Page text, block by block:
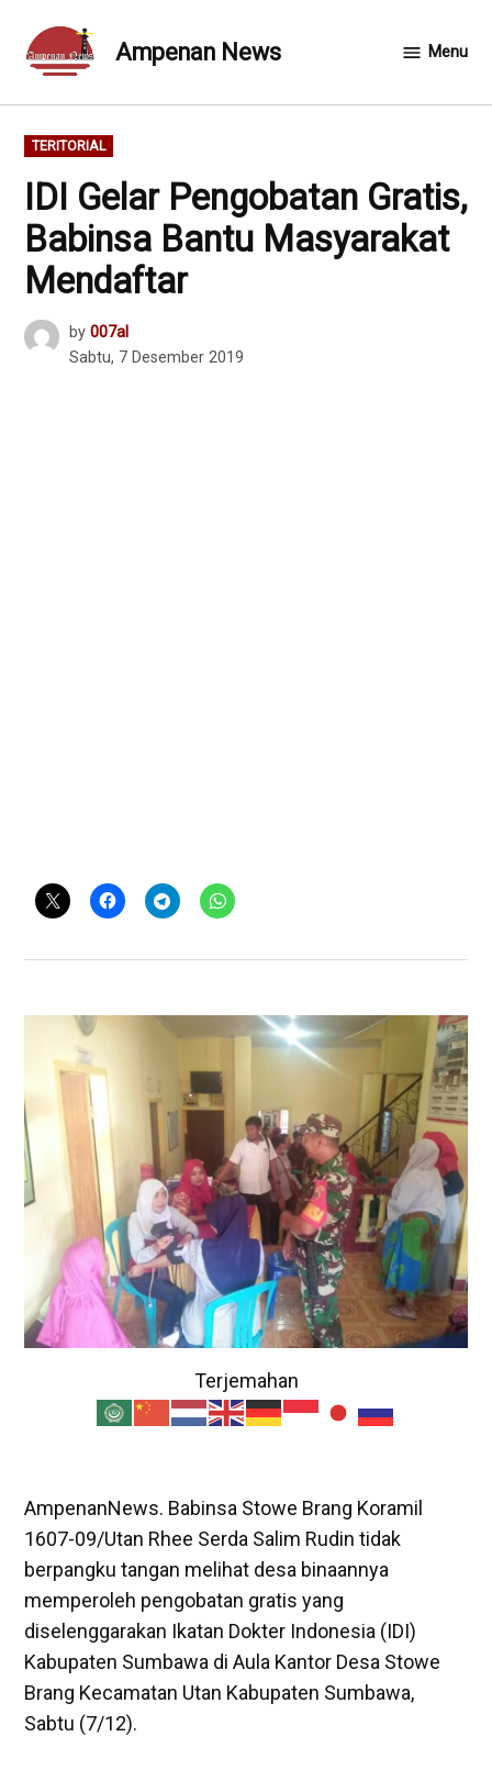
content
Ampenan News Menu
POSTED
IN
TERITORIAL
IDI Gelar Pengobatan Gratis,
Babinsa Bantu Masyarakat
Mendaftar
by 007al
Sabtu, 7 Desember 2019
Terjemahan
AmpenanNews. Babinsa Stowe Brang Koramil
1607-09/Utan Rhee Serda Salim Rudin tidak
berpangku tangan melihat desa binaannya
memperoleh pengobatan gratis yang
diselenggarakan Ikatan Dokter Indonesia (IDI)
Kabupaten Sumbawa di Aula Kantor Desa Stowe
Brang Kecamatan Utan Kabupaten Sumbawa,
Sabtu (7/12).